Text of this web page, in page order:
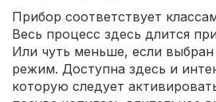
Прибор соответствует
Весь процесс здесь длится
Или чуть меньше, если
режим. Доступна здесь и
которую следует